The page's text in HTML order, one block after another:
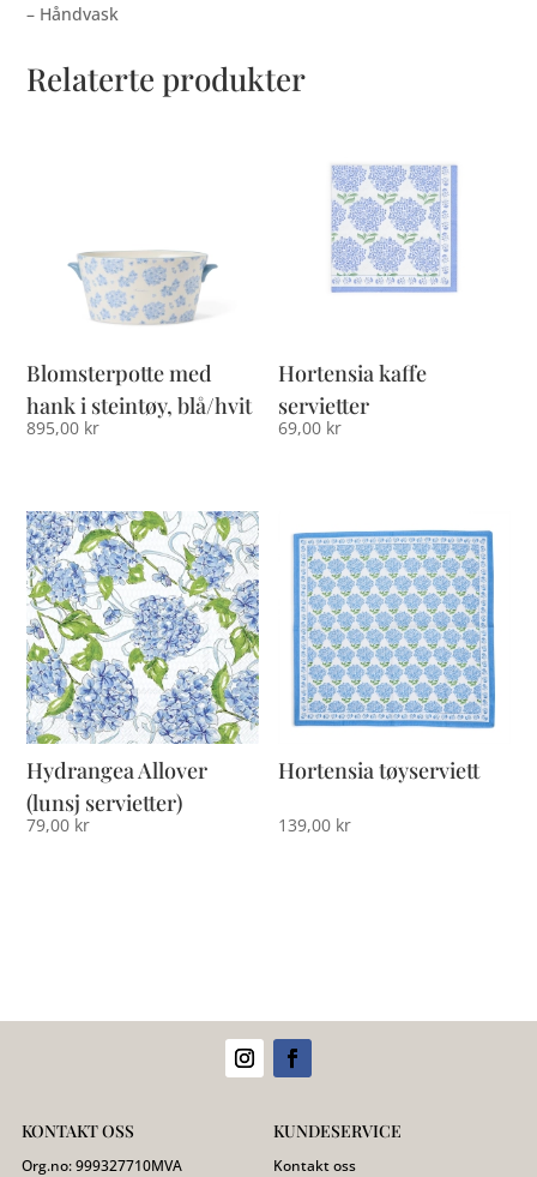
– Håndvask
Relaterte produkter
Blomsterpotte med
hank i steintøy, blå/hvit
895,00 kr
Hortensia kaffe
servietter
69,00 kr
Hydrangea Allover
(lunsj servietter)
79,00 kr
Hortensia tøyserviett
139,00 kr
KONTAKT OSS
Org.no:999327710MVA
KUNDESERVICE
Kontakt oss